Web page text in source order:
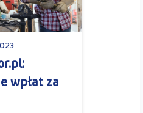
wpłat za